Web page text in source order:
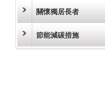
關懷獨居長者
節能減碳措施